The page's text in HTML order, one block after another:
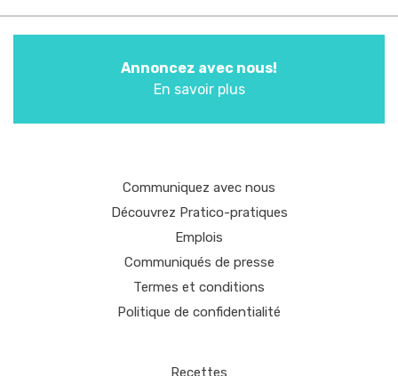
Annoncez avec nous!
En savoir plus
Communiquez avec nous
Découvrez Pratico-pratiques
Emplois
Communiqués de presse
Termes et conditions
Politique de confidentialité
Recettes